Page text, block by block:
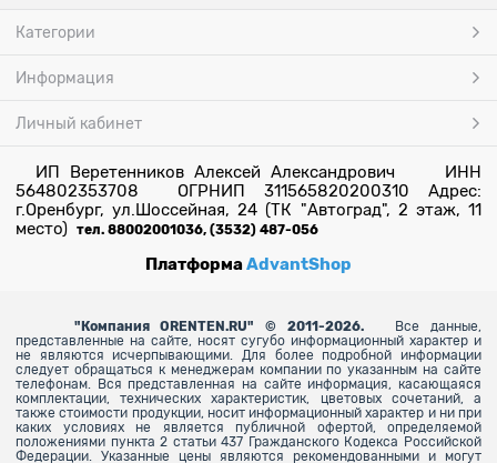
Категории
Информация
Личный кабинет
ИП Веретенников Алексей Александрович ИНН
564802353708 ОГРНИП 311565820200310 Адрес:
г.Оренбург, ул.Шоссейная, 24 (ТК "Автоград", 2 этаж, 11
место) тел. 88002001036, (3532) 487-056
ПлатформаAdvantShop
" Компания ORENTEN.RU" © 2011-2026.
Все данные,
представленные на сайте, носят сугубо информационный характер и
не являются исчерпывающими. Для более подробной информации
следует обращаться к менеджерам компании по указанным на сайте
телефонам. Вся представленная на сайте информация, касающаяся
комплектации, технических характеристик, цветовых сочетаний, а
также стоимости продукции, носит информационный характер и ни при
каких условиях не является публичной офертой, определяемой
положениями пункта 2 статьи 437 Гражданского Кодекса Российской
Федерации. Указанные цены являются рекомендованными и могут